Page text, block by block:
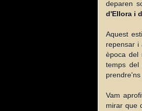
deparen
d'Ellora i
Aquest
repensar i
època del
temps del
prendre'ns
Vam
mirar que